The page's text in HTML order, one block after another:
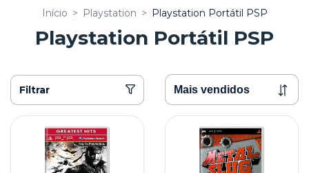
Início > Playstation > Playstation Portátil PSP
Playstation Portátil PSP
Filtrar